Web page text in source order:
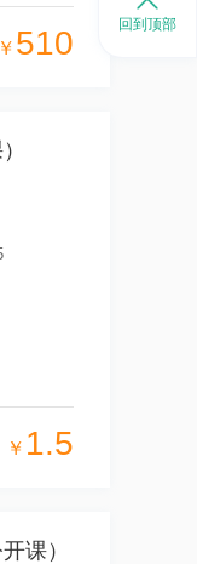
￥ 510
￥ 1.5
课）
回到顶部